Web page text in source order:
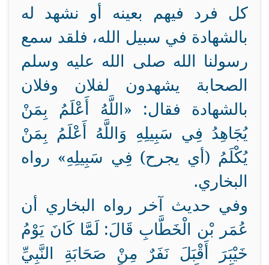
كل فرد فيهم بعينه أو نشهد له
بالشهادة في سبيل الله، فلقد سمع
رسولنا الله صلى الله عليه وسلم
الصحابة يشهدون لفلان وفلان
بالشهادة فقال: «اللَّهُ أَعْلَمُ بِمَنْ
يُجَاهِدُ فِي سَبِيلِهِ وَاللَّهُ أَعْلَمُ بِمَنْ
يُكْلَمُ (أي يجرح) فِي سَبِيلِهِ» رواه
البخاري.
وفي حديث آخر رواه البخاري أن
عُمَر بْن الْخَطَّابِ قَالَ: لَمَّا كَانَ يَوْمُ
خَيْبَرَ أَقْبَلَ نَفَرٌ مِنْ صَحَابَةِ النَّبِيِّ